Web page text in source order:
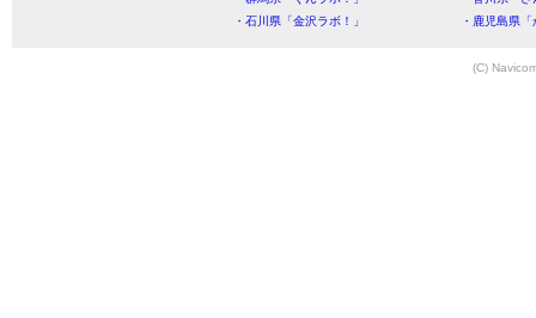
・石川県「金沢ラボ！」
・鹿児島県
(C)